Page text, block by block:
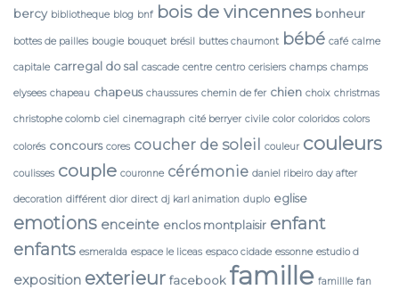
bercy bibliotheque blog bnf bois de vincennes bonheur
bottes de pailles bougie bouquet brésil buttes chaumont bébé café calme
capitale carregal do sal cascade centre centro cerisiers champs champs
elysees chapeau chapeus chaussures chemin de fer chien choix christmas
christophe colomb ciel cinemagraph cité berryer civile color coloridos colors
colorés concours cores coucher de soleil couleur couleurs
coulisses couple couronne cérémonie daniel ribeiro day after
decoration différent dior direct dj karl animation duplo eglise
emotions enceinte enclos montplaisir enfant
enfants esmeralda espace le liceas espaco cidade essonne estudio d
exposition exterieur facebook famille famillle fan